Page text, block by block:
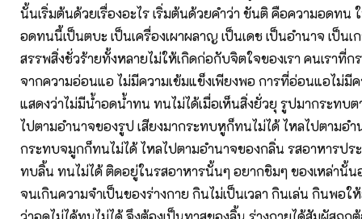
นั้นเริ่มต้นด้วยเรื่องอะไร เริ่มต้นด้วยคำว่า ขันติ คือความอดทน
อดทนนี้เป็นตบะ เป็นเครื่องเผาผลาญ เป็นเดช เป็นอำนาจ เป็น
สรรพสิ่งชั่วร้ายทั้งหลายไม่ให้เกิดก่อกับจิตใจของเรา คนเราที่ก
จากความอ่อนแอ ไม่มีความเข้มแข็งเพียงพอ การที่อ่อนแอไม่มี
แสดงว่าไม่มีน้ำอดน้ำทน ทนไม่ได้เมื่อเห็นสิ่งยั่วยุ รูปมากระทบ
ไปตามอำนาจของรูป เสียงมากระทบหูก็ทนไม่ได้ ไหลไปตามอำ
กระทบจมูกก็ทนไม่ได้ ไหลไปตามอำนาจของกลิ่น รสอาหารปร
ทบลิ้น ทนไม่ได้ ติดอยู่ในรสอาหารนั้นๆ อยากชิมๆ ของเหล่านั้น
จนเกินความจำเป็นของร่างกาย กินไม่เป็นเวลา กินเล่น กินพอใ